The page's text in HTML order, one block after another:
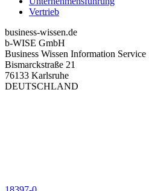
Vertrieb
business-wissen.de
b-WISE GmbH
Business Wissen Information Service
Bismarckstraße 21
76133 Karlsruhe
DEUTSCHLAND